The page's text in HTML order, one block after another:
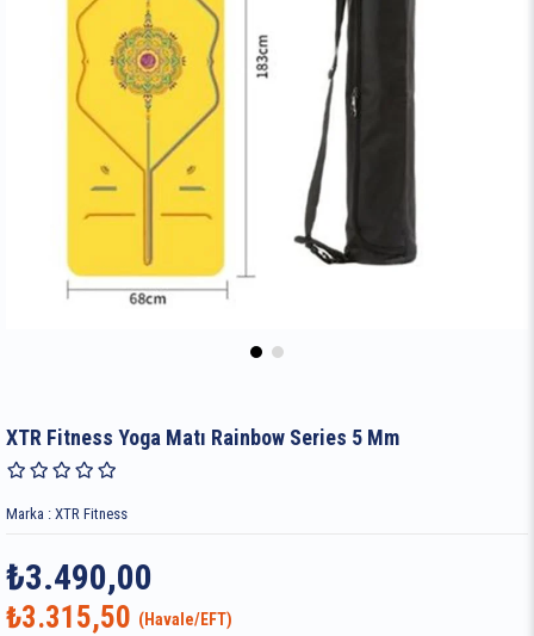
XTR Fitness Yoga Matı Rainbow Series 5 Mm
Marka : XTR Fitness
₺3.490,00
₺3.315,50